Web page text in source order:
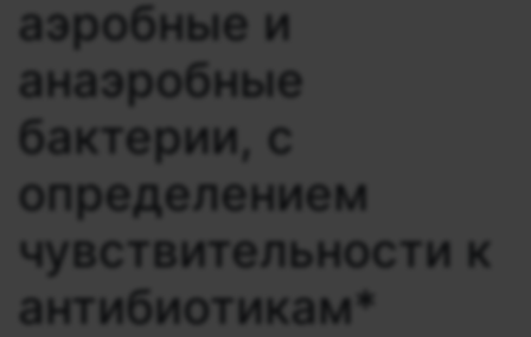
аэробные и
анаэробные
бактерии, с
определением
чувствительности к
антибиотикам*